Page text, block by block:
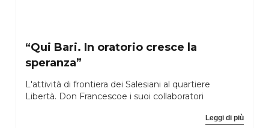
“Qui Bari. In oratorio cresce la
speranza”
L'attività di frontiera dei Salesiani al quartiere
Libertà. Don Francescoe i suoi collaboratori
Leggi di più